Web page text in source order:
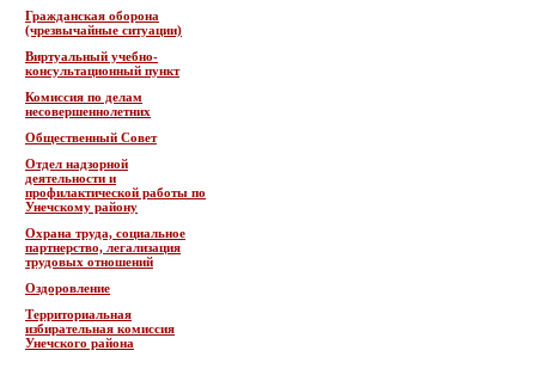
Гражданская оборона
(чрезвычайные ситуации)
Виртуальный учебно-
консультационный пункт
Комиссия по делам
несовершеннолетних
Общественный Совет
Отдел надзорной
деятельности и
профилактической работы по
Унечскому району
Охрана труда, социальное
партнерство, легализация
трудовых отношений
Оздоровление
Территориальная
избирательная комиссия
Унечского района